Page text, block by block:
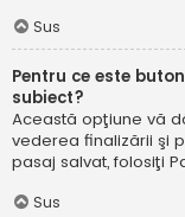
Sus
Pentru ce este
subiect?
Această opţiune vă
vederea finalizării şi
pasaj salvat, folosiţi
Sus